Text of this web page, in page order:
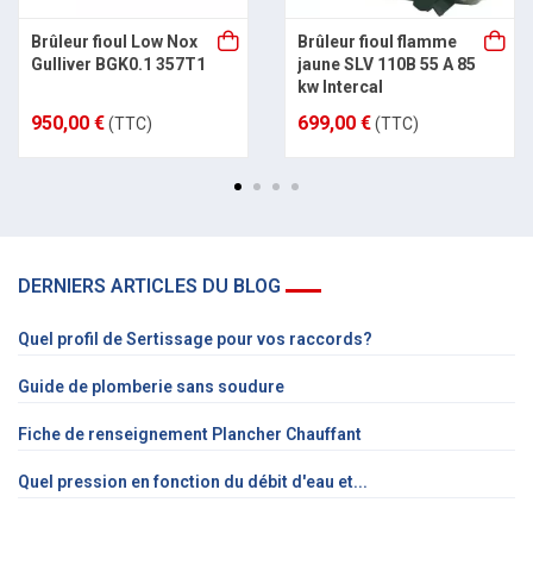
Brûleur fioul Low Nox
Gulliver BGK0.1 357T1
950,00 €(TTC)
Brûleur fioul flamme
jaune SLV 110B 55 A 85
kw Intercal
699,00 €(TTC)
DERNIERS ARTICLES DU BLOG
Quel profil de Sertissage pour vos raccords?
Guide de plomberie sans soudure
Fiche de renseignement Plancher Chauffant
Quel pression en fonction du débit d'eau et...